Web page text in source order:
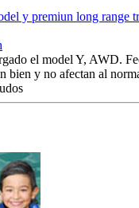
y premiun long range
el model Y, AWD.
bien y no afectan al